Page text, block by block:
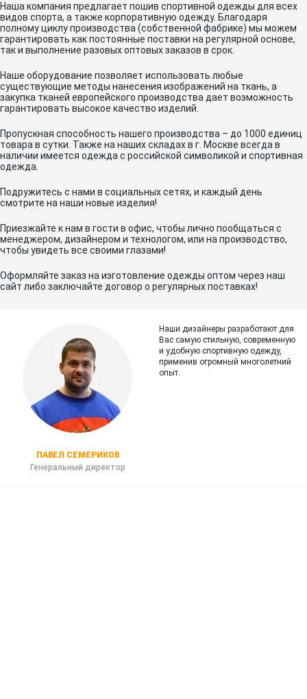
Наша компания предлагает пошив спортивной одежды для всех
видов спорта, а также корпоративную одежду. Благодаря
полному циклу производства (собственной фабрике) мы можем
гарантировать как постоянные поставки на регулярной основе,
так и выполнение разовых оптовых заказов в срок.
Наше оборудование позволяет использовать любые
существующие методы нанесения изображений на ткань, а
закупка тканей европейского производства дает возможность
гарантировать высокое качество изделий.
Пропускная способность нашего производства – до 1000 единиц
товара в сутки. Также на наших складах в г. Москве всегда в
наличии имеется одежда с российской символикой и спортивная
одежда.
Подружитесь с нами в социальных сетях, и каждый день
смотрите на наши новые изделия!
Приезжайте к нам в гости в офис, чтобы лично пообщаться с
менеджером, дизайнером и технологом, или на производство,
чтобы увидеть все своими глазами!
Оформляйте заказ на изготовление одежды оптом через наш
сайт либо заключайте договор о регулярных поставках!
ПАВЕЛ СЕМЕРИКОВ
Генеральный директор
Наши дизайнеры разработают для
Вас самую стильную, современную
и удобную спортивную одежду,
применив огромный многолетний
опыт.